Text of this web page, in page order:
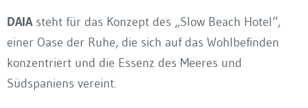
DAIAsteht für das Konzept des „Slow Beach Hotel“,
einer Oase der Ruhe, die sich auf das Wohlbefinden
konzentriert und die Essenz des Meeres und
Südspaniens vereint.